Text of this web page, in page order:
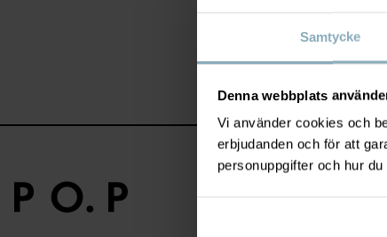
Samtycke
Denna webbplats
Vi använder cookies och
erbjudanden och för att
personuppgifter och hur